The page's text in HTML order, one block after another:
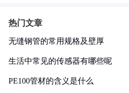
热门文章
无缝钢管的常用规格及壁厚
生活中常见的传感器有哪些呢
PE100管材的含义是什么